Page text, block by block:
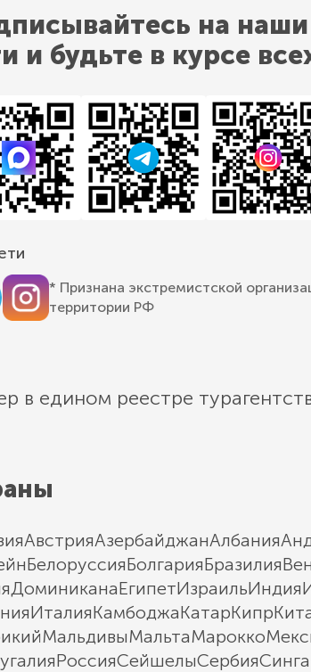
на
и будьте в курсе
* Признана экстремистской
территории РФ
в едином реестре
АвстрияАзербайджанАлбания
БелоруссияБолгарияБразилия
ДоминиканаЕгипетИзраильИндия
ИталияКамбоджаКатарКипр
МальдивыМальтаМарокко
РоссияСейшелыСербия